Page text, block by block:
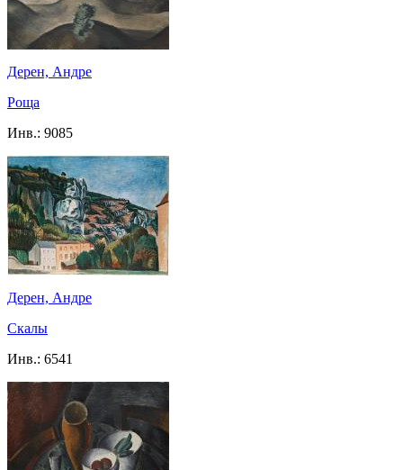
Дерен, Андре
Роща
Инв.: 9085
Дерен, Андре
Скалы
Инв.: 6541